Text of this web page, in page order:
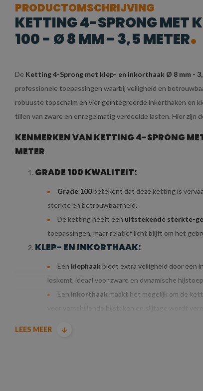
PRODUCTOMSCHRIJVING
KETTING 4-SPRONG MET
100 - Ø 8 MM - 3,5 METER
De Ketting 4-Sprong met klep- en inkorthaak Ø 8 mm -
professionele toepassingen waarbij veiligheid en
robuuste topschalm en vier geïntegreerde inkorthaken en
tillen van zware en onregelmatig verdeelde lasten. Hier zijn
KENMERKEN VAN KETTING 4-SPRONG
METER
GRADE 100 KWALITEIT:
Grade 100betekent dat deze ketting is
sterkte en betrouwbaarheid.
De ketting heeft een uitstekende sterkte-
toepassingen, maar relatief licht blijft om het
KLEP- EN INKORTHAAK:
Een klephaak biedt extra veiligheid door een
loskomt, ideaal voor zware en dynamische
Een inkorthaak maakt het mogelijk om de
DIAMETER & HIJSLAST VAN DE
LEES MEER